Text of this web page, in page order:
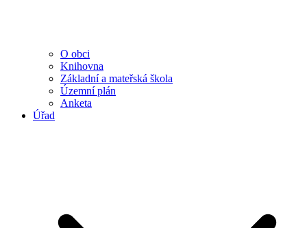
O obci
Knihovna
Základní a mateřská škola
Územní plán
Anketa
Úřad